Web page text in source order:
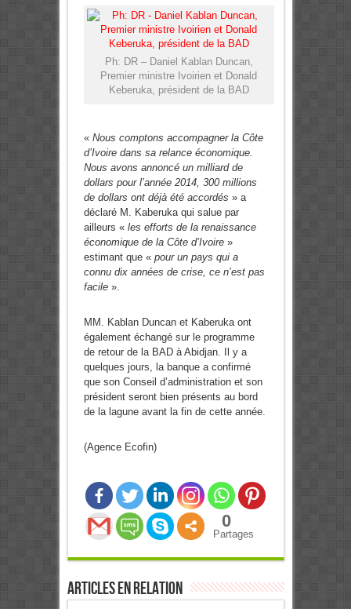
Ph: DR – Daniel Kablan Duncan,
Premier ministre Ivoirien et Donald
Keberuka, président de la BAD
« Nous comptons accompagner la Côte
d’Ivoire dans sa relance économique.
Nous avons annoncé un milliard de
dollars pour l’année 2014, 300 millions
de dollars ont déjà été accordés » a
déclaré M. Kaberuka qui salue par
ailleurs « les efforts de la renaissance
économique de la Côte d’Ivoire »
estimant que « pour un pays qui a
connu dix années de crise, ce n’est pas
facile».
MM. Kablan Duncan et Kaberuka ont
également échangé sur le programme
de retour de la BAD à Abidjan. Il y a
quelques jours, la banque a confirmé
que son Conseil d’administration et son
président seront bien présents au bord
de la lagune avant la fin de cette année.
(Agence Ecofin)
0
Partages
Articles en relation